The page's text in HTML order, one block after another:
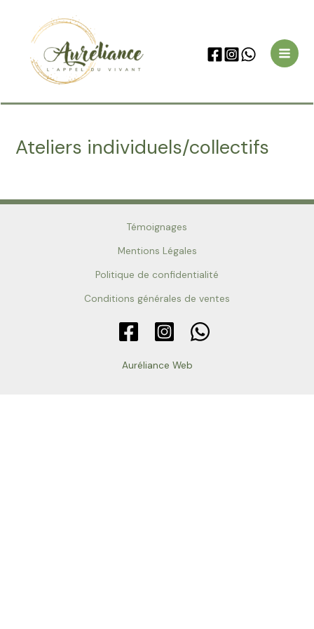
content
Ateliers individuels/collectifs
Témoignages
Mentions Légales
Politique de confidentialité
Conditions générales de ventes
Auréliance Web